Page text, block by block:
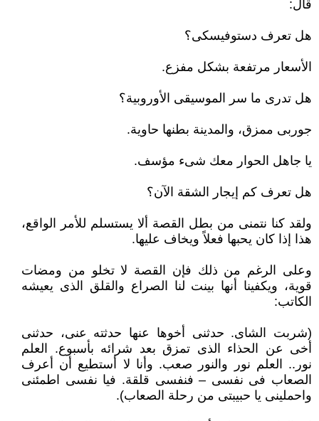
قال:
هل تعرف دستوفيسكى؟
الأسعار مرتفعة بشكل مفزع.
هل تدرى ما سر الموسيقى الأوروبية؟
جوربى ممزق، والمدينة بطنها حاوية.
يا جاهل الحوار معك شىء مؤسف.
هل تعرف كم إيجار الشقة الآن؟
ولقد كنا نتمنى من بطل القصة ألا يستسلم للأمر الواقع،
هذا إذا كان يحبها فعلاً ويخاف عليها.
وعلى الرغم من ذلك فإن القصة لا تخلو من ومضات
قوية، ويكفينا أنها بينت لنا الصراع والقلق الذى يعيشه
الكاتب:
(شربت الشاى. حدثنى أخوها عنها حدثته عنى، حدثنى
أخى عن الحذاء الذى تمزق بعد شرائه بأسبوع. العلم
نور.. العلم نور والنور صعب. وأنا لا أستطيع أن أعرف
الصعاب فى نفسى – فنفسى قلقة. فيا نفسى اطمئنى
واحملينى يا حبيبتى من رحلة الصعاب).